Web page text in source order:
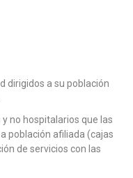
dirigidos a su población
no hospitalarios que las
población afiliada (cajas
de servicios con las